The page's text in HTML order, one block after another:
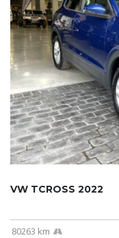
VW TCROSS 2022
80263 km